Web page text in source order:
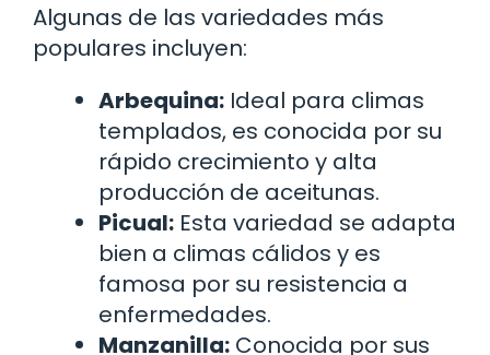
Algunas de las variedades más
populares incluyen:
Arbequina: Ideal para climas
templados, es conocida por su
rápido crecimiento y alta
producción de aceitunas.
Picual: Esta variedad se adapta
bien a climas cálidos y es
famosa por su resistencia a
enfermedades.
Manzanilla: Conocida por sus